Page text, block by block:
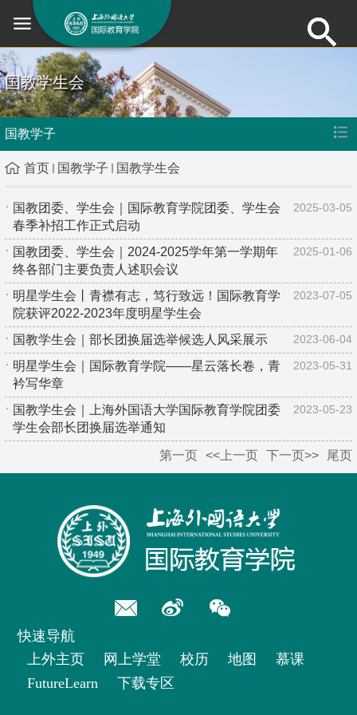
国教学生会
国教学子
首页 国教学子 国教学生会
国教团委、学生会｜国际教育学院团委、学生会
春季补招工作正式启动
2025-03-05
国教团委、学生会｜2024-2025学年第一学期年
终各部门主要负责人述职会议
2025-01-06
明星学生会丨青襟有志，笃行致远！国际教育学
院获评2022-2023年度明星学生会
2023-07-05
国教学生会｜部长团换届选举候选人风采展示 2023-06-04
明星学生会｜国际教育学院——星云落长卷，青
衿写华章
2023-05-31
国教学生会｜上海外国语大学国际教育学院团委
学生会部长团换届选举通知
2023-05-23
第一页 <<上一页 下一页>> 尾页
快速导航
上外主页
网上学堂 校历 地图
慕课
FutureLearn
下载专区